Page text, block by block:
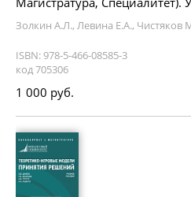
Золкин А.Л., Левина Е.А., Чистяков
ISBN: 978-5-466-08585-3
код 705306
1 000 руб.